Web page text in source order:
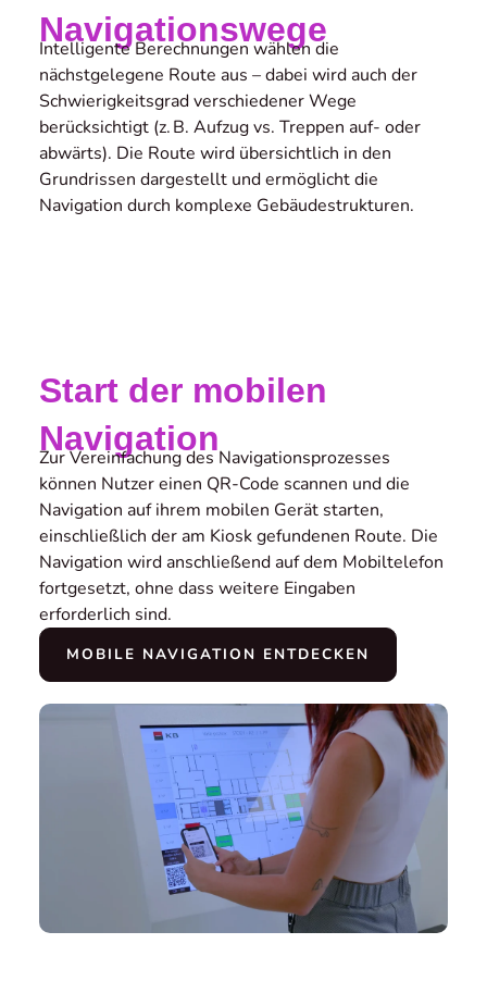
Navigationswege
Intelligente Berechnungen wählen die
nächstgelegene Route aus – dabei wird auch der
Schwierigkeitsgrad verschiedener Wege
berücksichtigt (z. B. Aufzug vs. Treppen auf- oder
abwärts). Die Route wird übersichtlich in den
Grundrissen dargestellt und ermöglicht die
Navigation durch komplexe Gebäude­strukturen.
Start der mobilen
Navigation
Zur Vereinfachung des Navigationsprozesses
können Nutzer einen QR-Code scannen und die
Navigation auf ihrem mobilen Gerät starten,
einschließlich der am Kiosk gefundenen Route. Die
Navigation wird anschließend auf dem Mobiltelefon
fortgesetzt, ohne dass weitere Eingaben
erforderlich sind.
MOBILE NAVIGATION ENTDECKEN